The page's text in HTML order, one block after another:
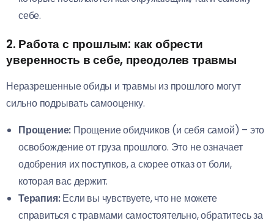
себе.
2. Работа с прошлым: как обрести
уверенность в себе, преодолев травмы
Неразрешенные обиды и травмы из прошлого могут
сильно подрывать самооценку.
Прощение: Прощение обидчиков (и себя самой) – это
освобождение от груза прошлого. Это не означает
одобрения их поступков, а скорее отказ от боли,
которая вас держит.
Терапия:Если вы чувствуете, что не можете
справиться с травмами самостоятельно, обратитесь за